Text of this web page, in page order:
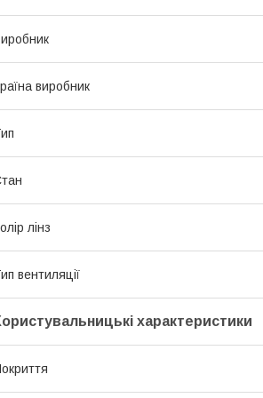
виробник
лінз
вентиляції
характеристики